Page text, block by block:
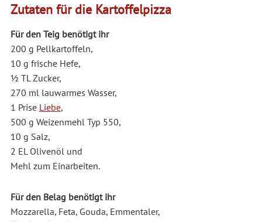
Zutaten für die Kartoffelpizza
Für den Teig benötigt ihr
200 g Pellkartoffeln,
10 g frische Hefe,
1⁄2 TL Zucker,
270 ml lauwarmes Wasser,
1 Prise Liebe,
500 g Weizenmehl Typ 550,
10 g Salz,
2 EL Olivenöl und
Mehl zum Einarbeiten.
Für den Belag benötigt ihr
Mozzarella, Feta, Gouda, Emmentaler,